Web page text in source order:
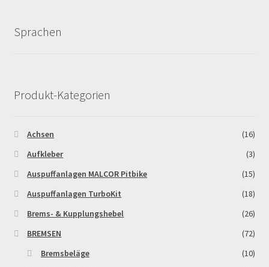
Log In
MALCOR PITCROSS / DIRTBIKE
Member Directory
MERCHANDISE
My Account
Sprachen
Produkt-Kategorien
Achsen
(16)
Aufkleber
(3)
Auspuffanlagen MALCOR Pitbike
(15)
Auspuffanlagen TurboKit
(18)
Brems- & Kupplungshebel
(26)
BREMSEN
(72)
Bremsbeläge
(10)